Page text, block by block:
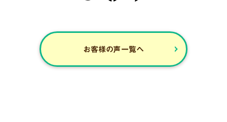
お客様の声一覧へ